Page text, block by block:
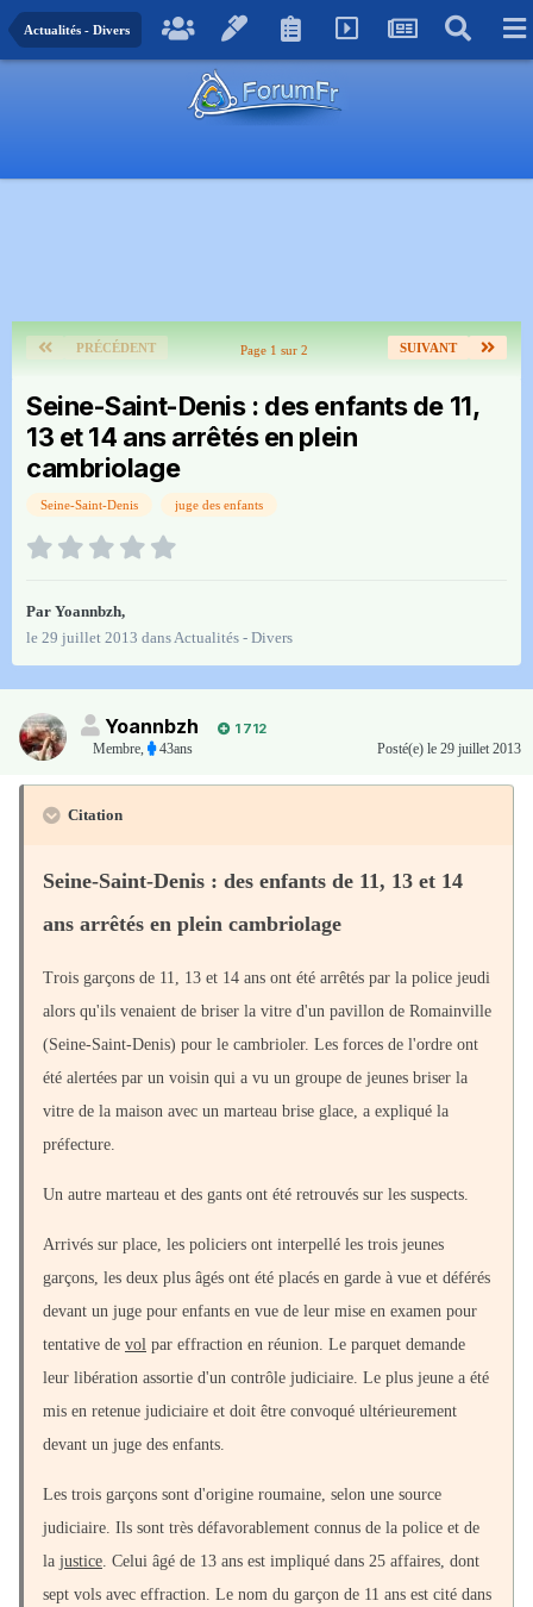
Actualités - Divers
PRÉCÉDENT SUIVANT
Page 1 sur 2
Seine-Saint-Denis : des enfants de 11,
13 et 14 ans arrêtés en plein
cambriolage
Seine-Saint-Denis juge des enfants
Par Yoannbzh,
le 29 juillet 2013 dansActualités - Divers
Yoannbzh
1 712
Membre, 43ans Posté(e) le 29 juillet 2013
Citation
Seine-Saint-Denis : des enfants de 11, 13 et 14
ans arrêtés en plein cambriolage
Trois garçons de 11, 13 et 14 ans ont été arrêtés par la police jeudi
alors qu'ils venaient de briser la vitre d'un pavillon de Romainville
(Seine-Saint-Denis) pour le cambrioler. Les forces de l'ordre ont
été alertées par un voisin qui a vu un groupe de jeunes briser la
vitre de la maison avec un marteau brise glace, a expliqué la
préfecture.
Un autre marteau et des gants ont été retrouvés sur les suspects.
Arrivés sur place, les policiers ont interpellé les trois jeunes
garçons, les deux plus âgés ont été placés en garde à vue et déférés
devant un juge pour enfants en vue de leur mise en examen pour
tentative de vol par effraction en réunion. Le parquet demande
leur libération assortie d'un contrôle judiciaire. Le plus jeune a été
mis en retenue judiciaire et doit être convoqué ultérieurement
devant un juge des enfants.
Les trois garçons sont d'origine roumaine, selon une source
judiciaire. Ils sont très défavorablement connus de la police et de
la justice. Celui âgé de 13 ans est impliqué dans 25 affaires, dont
sept vols avec effraction. Le nom du garçon de 11 ans est cité dans